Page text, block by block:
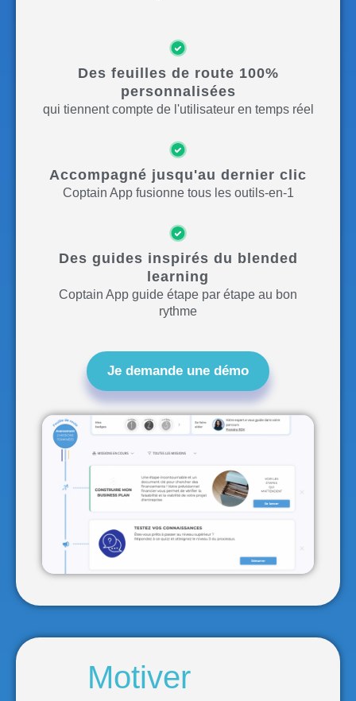
Des feuilles de route 100%
personnalisées
qui tiennent compte de l'utilisateur en temps réel
Accompagné jusqu'au dernier clic
Coptain App fusionne tous les outils-en-1
Des guides inspirés du blended
learning
Coptain App guide étape par étape au bon
rythme
Je demande une démo